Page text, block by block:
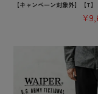
【キャンペーン対象外】【T